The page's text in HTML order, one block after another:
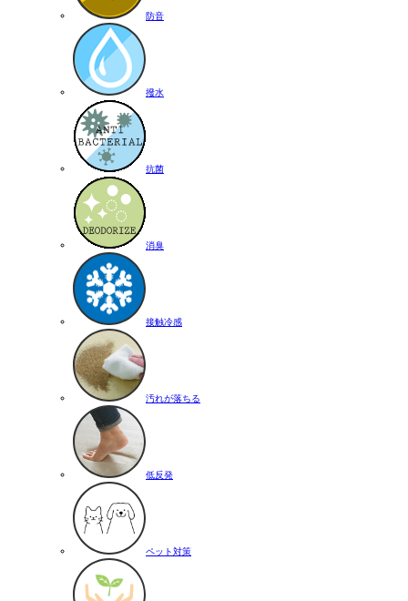
防音
撥水
抗菌
消臭
接触冷感
汚れが落ちる
低反発
ペット対策